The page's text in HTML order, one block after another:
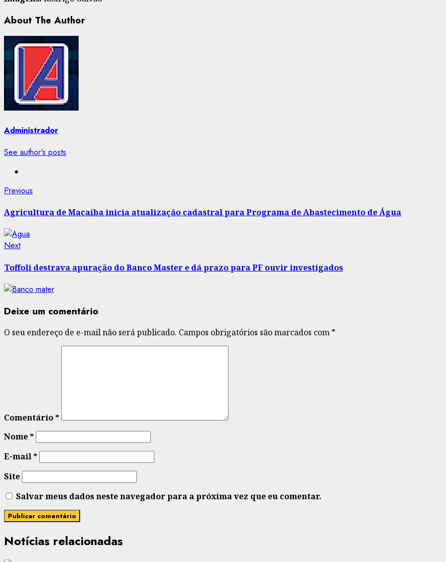
About The Author
Administrador
See author's posts
Post
navigation
Previous
Agricultura de Macaíba inicia atualização cadastral para Programa de Abastecimento de Água
NextNext
Toffoli destrava apuração do Banco Master e dá prazo para PF ouvir investigados
Deixe um comentário
O seu endereço de e-mail não será publicado. Campos obrigatórios são marcados com *
Comentário*
Nome*
E-mail*
Site
Salvar meus dados neste navegador para a próxima vez que eu comentar.
Notícias relacionadas